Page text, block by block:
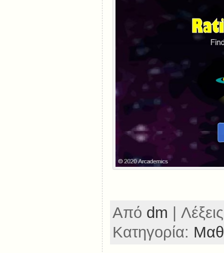
Από dm |
Κατηγορία: